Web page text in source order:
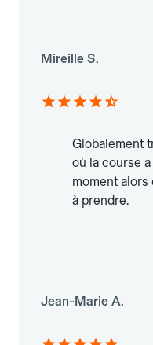
Mireille S.
Globalement
où la course
moment alors
à prendre.
Jean-Marie A.